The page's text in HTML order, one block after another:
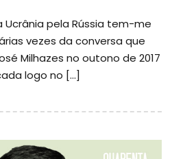
Ucrânia pela Rússia tem-me
vezes da conversa que
Milhazes no outono de 2017
logo no […]